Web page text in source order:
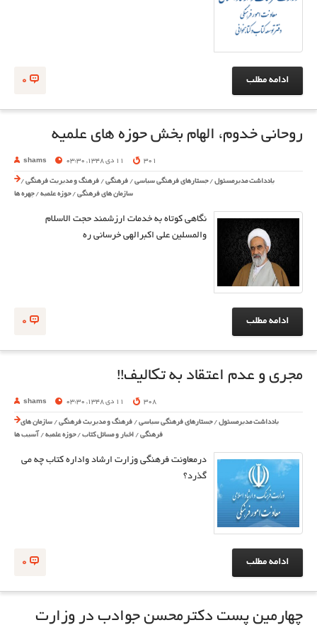
0 ادامه مطلب
روحانی خدوم، الهام بخش حوزه های علمیه
shams 11 دی 1348, 03:30 301
یادداشت مدیرمسئول /جستارهای فرهنگی سیاسی / فرهنگی / فرهنگ و مدیریت فرهنگی /
سازمان های فرهنگی /حوزه علمیه /چهره ها
نگاهی کوتاه به خدمات ارزشمند حجت الاسلام
والمسلین علی اکبرالهی خرسانی ره
0 ادامه مطلب
مجری و عدم اعتقاد به تکالیف!!
shams 11 دی 1348, 03:30 308
یادداشت مدیرمسئول /جستارهای فرهنگی سیاسی / فرهنگ و مدیریت فرهنگی / سازمان های
فرهنگی / اخبار و مسائل کتاب /حوزه علمیه / آسیب ها
درمعاونت فرهنگی وزارت ارشاد واداره کتاب چه می
گذرد؟
0 ادامه مطلب
چهارمین پست دکترمحسن جوادب در وزارت